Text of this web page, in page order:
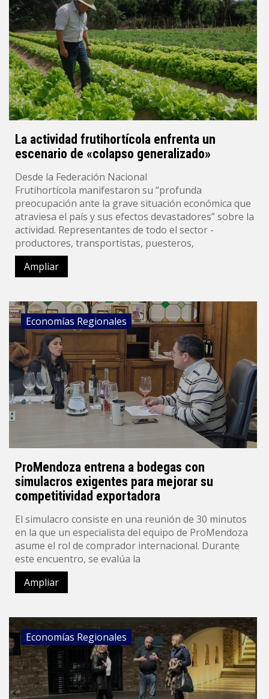
La actividad frutihortícola enfrenta un
escenario de «colapso generalizado»
Desde la Federación Nacional
Frutihortícola manifestaron su “profunda
preocupación ante la grave situación económica que
atraviesa el país y sus efectos devastadores” sobre la
actividad. Representantes de todo el sector -
productores, transportistas, puesteros,
Ampliar
Economías Regionales
ProMendoza entrena a bodegas con
simulacros exigentes para mejorar su
competitividad exportadora
El simulacro consiste en una reunión de 30 minutos
en la que un especialista del equipo de ProMendoza
asume el rol de comprador internacional. Durante
este encuentro, se evalúa la
Ampliar
Economías Regionales